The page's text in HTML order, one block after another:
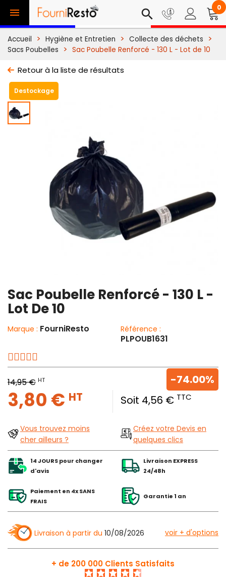
 search 0
Accueil Hygiène et Entretien
Collecte des déchets
Sacs Poubelles
Sac Poubelle Renforcé - 130 L - Lot de 10
Retour à la liste de résultats
Destockage
Sac Poubelle Renforcé - 130 L -
Lot De 10
Marque : FourniResto Référence :
PLPOUB1631
14,95 € HT
3,80 € HT Soit 4,56 € TTC
-74.00%
Vous trouvez moins
cher ailleurs ?
Créez votre Devis en
quelques clics
14 JOURS pour changer
d'avis
Livraison EXPRESS
24/48h
Paiement en 4x SANS
FRAIS
Garantie 1 an
Livraison à partir du 10/08/2026 voir + d'options
+ de 200 000 Clients Satisfaits